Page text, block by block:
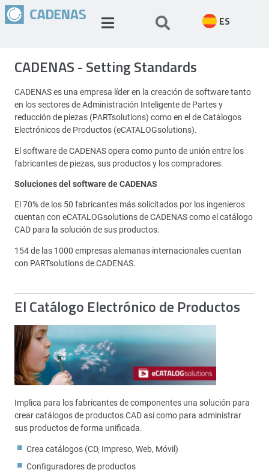
ES
CADENAS - Setting Standards
CADENAS es una empresa líder en la creación de software tanto
en los sectores de Administración Inteligente de Partes y
reducción de piezas (PARTsolutions) como en el de Catálogos
Electrónicos de Productos (eCATALOGsolutions).
El software de CADENAS opera como punto de unión entre los
fabricantes de piezas, sus productos y los compradores.
Soluciones del software de CADENAS
El 70% de los 50 fabricantes más solicitados por los ingenieros
cuentan con eCATALOGsolutions de CADENAS como el catálogo
CAD para la solución de sus productos.
154 de las 1000 empresas alemanas internacionales cuentan
con PARTsolutions de CADENAS.
El Catálogo Electrónico de Productos
Implica para los fabricantes de componentes una solución para
crear catálogos de productos CAD así como para administrar
sus productos de forma unificada.
Crea catálogos (CD, Impreso, Web, Móvil)
Configuradores de productos